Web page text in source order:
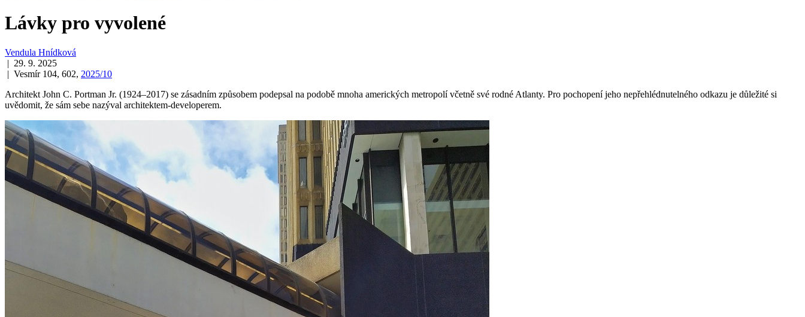
Lávky pro vyvolené
Vendula Hnídková
| 29. 9. 2025
| Vesmír 104, 602, 2025/10
Architekt John C. Portman Jr. (1924–2017) se zásadním způsobem podepsal na podobě mnoha amerických metropolí včetně své rodné Atlanty. Pro pochopení jeho nepřehlédnutelného odkazu je důležité si
uvědomit, že sám sebe nazýval architektem-developerem.